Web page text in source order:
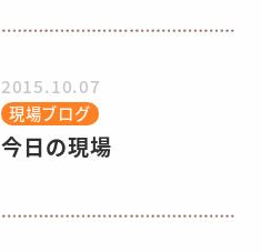
2015.10.07
現場ブログ
今日の現場